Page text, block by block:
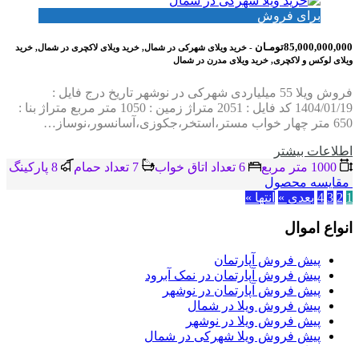
برای فروش
85,000,000,000تومـان
- خرید ویلای شهرکی در شمال, خرید ویلای لاکچری در شمال, خرید
ویلای لوکس و لاکچری, خرید ویلای مدرن در شمال
فروش ویلا 55 میلیاردی شهرکی در نوشهر تاریخ درج فایل :
1404/01/19 کد فایل : 2051 متراژ زمین : 1050 متر مربع متراژ بنا :
650 متر چهار خواب مستر،استخر،جکوزی،آسانسور،نوساز…
اطلاعات بيشتر
مقایسه محصول
1
2
3
4 بعدي » انتها »
انواع اموال
پیش فروش آپارتمان
پیش فروش آپارتمان در نمک آبرود
پیش فروش آپارتمان در نوشهر
پیش فروش ویلا در شمال
پیش فروش ویلا در نوشهر
پیش فروش ویلا شهرکی در شمال